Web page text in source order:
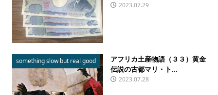
2023.07.29
something slow but real good
アフリカ土産物語（３３）黄金
伝説の古都マリ・ト...
2023.07.28